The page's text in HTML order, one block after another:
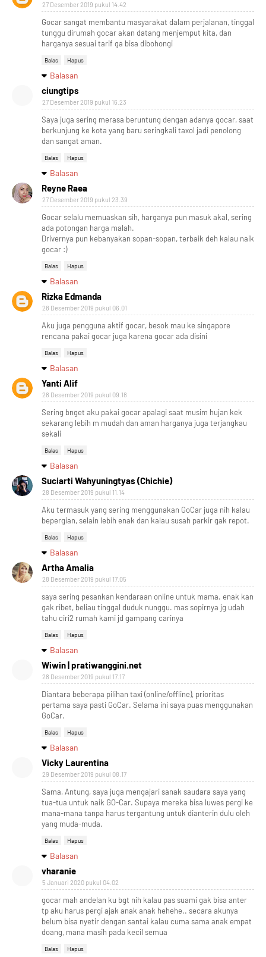
27 Desember 2019 pukul 14.42
Gocar sangat membantu masyarakat dalam perjalanan, tinggal
tunggu dirumah gocar akan datang menjemput kita, dan
harganya sesuai tarif ga bisa dibohongi
Balas Hapus
Balasan
ciungtips
27 Desember 2019 pukul 16.23
Saya juga sering merasa beruntung dengan adanya gocar, saat
berkunjung ke kota yang baru seringkali taxol jadi penolong
dan sangat aman.
Balas Hapus
Balasan
Reyne Raea
27 Desember 2019 pukul 23.39
Gocar selalu memuaskan sih, harganya pun masuk akal, sering
ada potongan harga malah.
Drivernya pun kebanyakan sopan-sopan, terbaik deh kalau naik
gocar :)
Balas Hapus
Balasan
Rizka Edmanda
28 Desember 2019 pukul 06.01
Aku juga pengguna aktif gocar, besok mau ke singapore
rencana pakai gocar juga karena gocar ada disini
Balas Hapus
Balasan
Yanti Alif
28 Desember 2019 pukul 09.18
Sering bnget aku pakai gocar apalagi saat musim hujan kek
sekarang lebih m mudah dan aman harganya juga terjangkau
sekali
Balas Hapus
Balasan
Suciarti Wahyuningtyas (Chichie)
28 Desember 2019 pukul 11.14
Aku termasuk yang sering menggunakan GoCar juga nih kalau
bepergian, selain lebih enak dan kalau susah parkir gak repot.
Balas Hapus
Balasan
Artha Amalia
28 Desember 2019 pukul 17.05
saya sering pesankan kendaraan online untuk mama. enak kan
gak ribet, beliau tinggal duduk nunggu. mas sopirnya jg udah
tahu ciri2 rumah kami jd gampang carinya
Balas Hapus
Balasan
Wiwin | pratiwanggini.net
28 Desember 2019 pukul 17.17
Diantara beberapa pilihan taxi (online/offline), prioritas
pertama saya pasti GoCar. Selama ini saya puas menggunakan
GoCar.
Balas Hapus
Balasan
Vicky Laurentina
29 Desember 2019 pukul 08.17
Sama, Antung, saya juga mengajari sanak saudara saya yang
tua-tua untuk naik GO-Car. Supaya mereka bisa luwes pergi ke
mana-mana tanpa harus tergantung untuk dianterin dulu oleh
yang muda-muda.
Balas Hapus
Balasan
vharanie
5 Januari 2020 pukul 04.02
gocar mah andelan ku bgt nih kalau pas suami gak bisa anter
tp aku harus pergi ajak anak anak hehehe.. secara akunya
belum bisa nyetir dengan santai kalau cuma sama anak empat
doang, mana masih pada kecil semua
Balas Hapus